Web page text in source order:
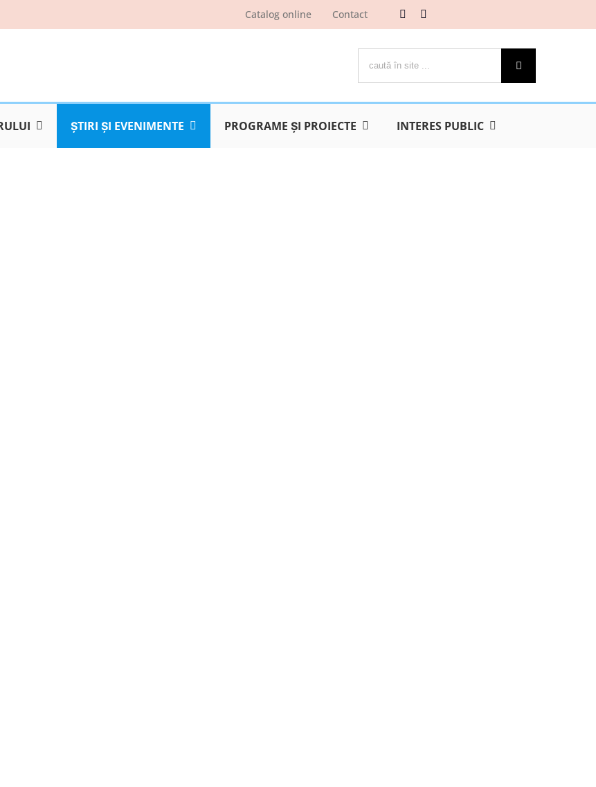
Catalog online Contact
ŞTIRI ŞI EVENIMENTE PROGRAME ŞI PROIECTE INTERES PUBLIC